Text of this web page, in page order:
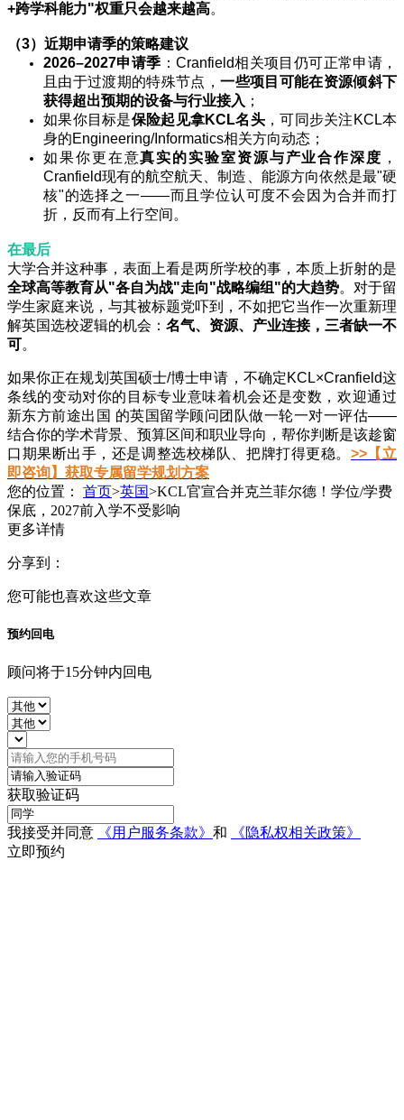
+跨学科能力"权重只会越来越高。
（3）近期申请季的策略建议
2026–2027申请季 ：Cranfield相关项目仍可正常申请，
且由于过渡期的特殊节点，一些项目可能在资源倾斜下
获得超出预期的设备与行业接入 ；
如果你目标是保险起见拿KCL名头 ，可同步关注KCL本
身的Engineering/Informatics相关方向动态；
如果你更在意真实的实验室资源与产业合作深度 ，
Cranfield现有的航空航天、制造、能源方向依然是最"硬
核"的选择之一——而且学位认可度不会因为合并而打
折，反而有上行空间。
在最后
大学合并这种事，表面上看是两所学校的事，本质上折射的是
全球高等教育从"各自为战"走向"战略编组"的大趋势。对于留
学生家庭来说，与其被标题党吓到，不如把它当作一次重新理
解英国选校逻辑的机会： 名气、资源、产业连接，三者缺一不
可。
如果你正在规划英国硕士/博士申请，不确定KCL×Cranfield这
条线的变动对你的目标专业意味着机会还是变数，欢迎通过
新东方前途出国 的英国留学顾问团队做一轮一对一评估——
结合你的学术背景、预算区间和职业导向，帮你判断是该趁窗
口期果断出手，还是调整选校梯队、把牌打得更稳。 >>【立
即咨询】获取专属留学规划方案
您的位置： 首页>英国>KCL官宣合并克兰菲尔德！学位/学费
保底，2027前入学不受影响
更多详情
分享到：
您可能也喜欢这些文章
预约回电
顾问将于15分钟内回电
获取验证码
我接受并同意 《用户服务条款》 和
《隐私权相关政策》
立即预约